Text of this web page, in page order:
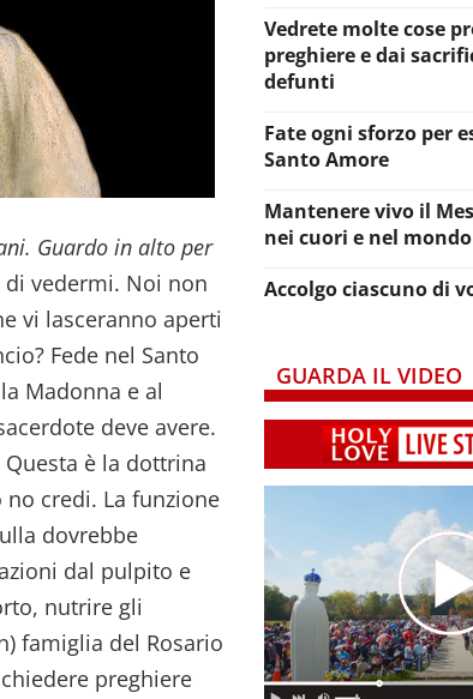
Guardo in alto per
di vedermi. Noi non
vi lasceranno aperti
Fede nel Santo
Madonna e al
deve avere.
è la dottrina
credi. La funzione
dovrebbe
dal pulpito e
nutrire gli
famiglia del Rosario
preghiere
Vedrete molte cose
preghiere e dai
defunti
Fate ogni sforzo per
Santo Amore
Mantenere vivo il
nei cuori e nel mondo
Accolgo ciascuno di
GUARDA IL VIDEO